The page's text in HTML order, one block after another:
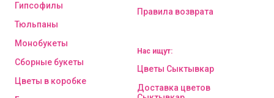
Гипсофилы
Тюльпаны
Монобукеты
Сборные букеты
Цветы в коробке
Правила возврата
Нас ищут:
Цветы Сыктывкар
Доставка цветов